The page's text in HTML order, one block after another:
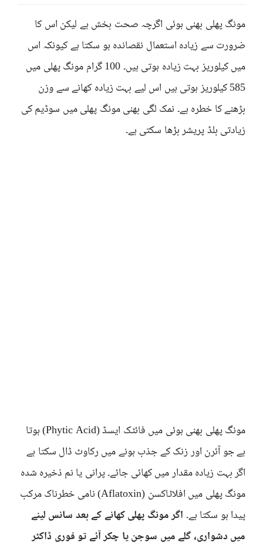
مونگ پھلی بھنی ہوئی اگرچہ صحت بخش ہے لیکن اس کا
ضرورت سے زیادہ استعمال نقصاندہ ہو سکتا ہے کیونکہ اس
میں کیلوریز بہت زیادہ ہوتی ہیں۔ 100 گرام مونگ پھلی میں
585 کیلوریز ہوتی ہیں اس لیے بہت زیادہ کھانے سے وزن
بڑھنے کا خطرہ ہے۔ نمک لگی بھنی مونگ پھلی میں سوڈیم کی
زیادتی بلڈ پریشر بڑھا سکتی ہے۔
مونگ پھلی بھنی ہوئی میں فائٹک ایسڈ (Phytic Acid) ہوتا
ہے جو آئرن اور زنک کے جذب ہونے میں رکاوٹ ڈال سکتا ہے
اگر بہت زیادہ مقدار میں کھائی جائے۔ پرانی یا نم ذخیرہ شدہ
مونگ پھلی میں افلاٹاکسن (Aflatoxin) نامی خطرناک مرکب
پیدا ہو سکتا ہے۔ اگر مونگ پھلی کھانے کے بعد سانس لینے
میں دشواری، گلے میں سوجن یا چکر آئے تو فوری ڈاکٹر